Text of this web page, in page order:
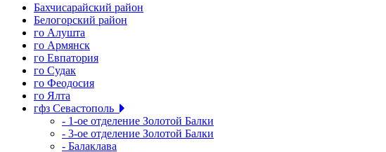
Бахчисарайский район
Белогорский район
го Алушта
го Армянск
го Евпатория
го Судак
го Феодосия
го Ялта
гфз Севастополь
- 1-ое отделение Золотой Балки
- 3-ое отделение Золотой Балки
- Балаклава